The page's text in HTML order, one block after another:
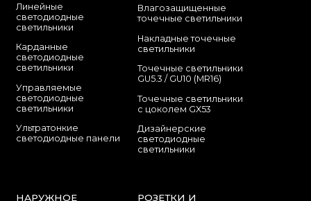
Линейные
светодиодные
светильники
Карданные
светодиодные
светильники
Управляемые
светодиодные
светильники
Ультратонкие
светодиодные панели
Влагозащищенные
точечные светильники
Накладные точечные
светильники
Точечные светильники
GU5.3 / GU10 (MR16)
Точечные светильники
с цоколем GX53
Дизайнерские
светодиодные
светильники
НАРУЖНОЕ
РОЗЕТКИ И